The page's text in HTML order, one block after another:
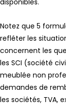
Notez que 5
refléter les
concernent les
les SCI (société
meublée non
demandes de
les sociétés, TVA,